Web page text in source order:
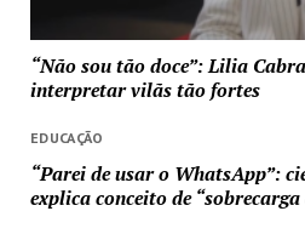
“Não sou tão doce”: Lilia
interpretar vilãs tão fortes
EDUCAÇÃO
“Parei de usar o WhatsApp”:
explica conceito de